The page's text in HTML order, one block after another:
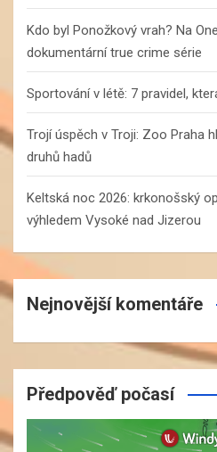
Kdo byl Ponožkový vrah? Na
dokumentární true crime série
Sportování v létě: 7 pravidel,
Trojí úspěch v Troji: Zoo Praha
druhů hadů
Keltská noc 2026: krkonošský
výhledem Vysoké nad Jizerou
Nejnovější komentáře
Předpověď počasí